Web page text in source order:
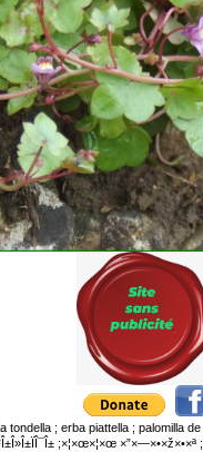
; erba piattella ;
;×¦×œ×¦×œ